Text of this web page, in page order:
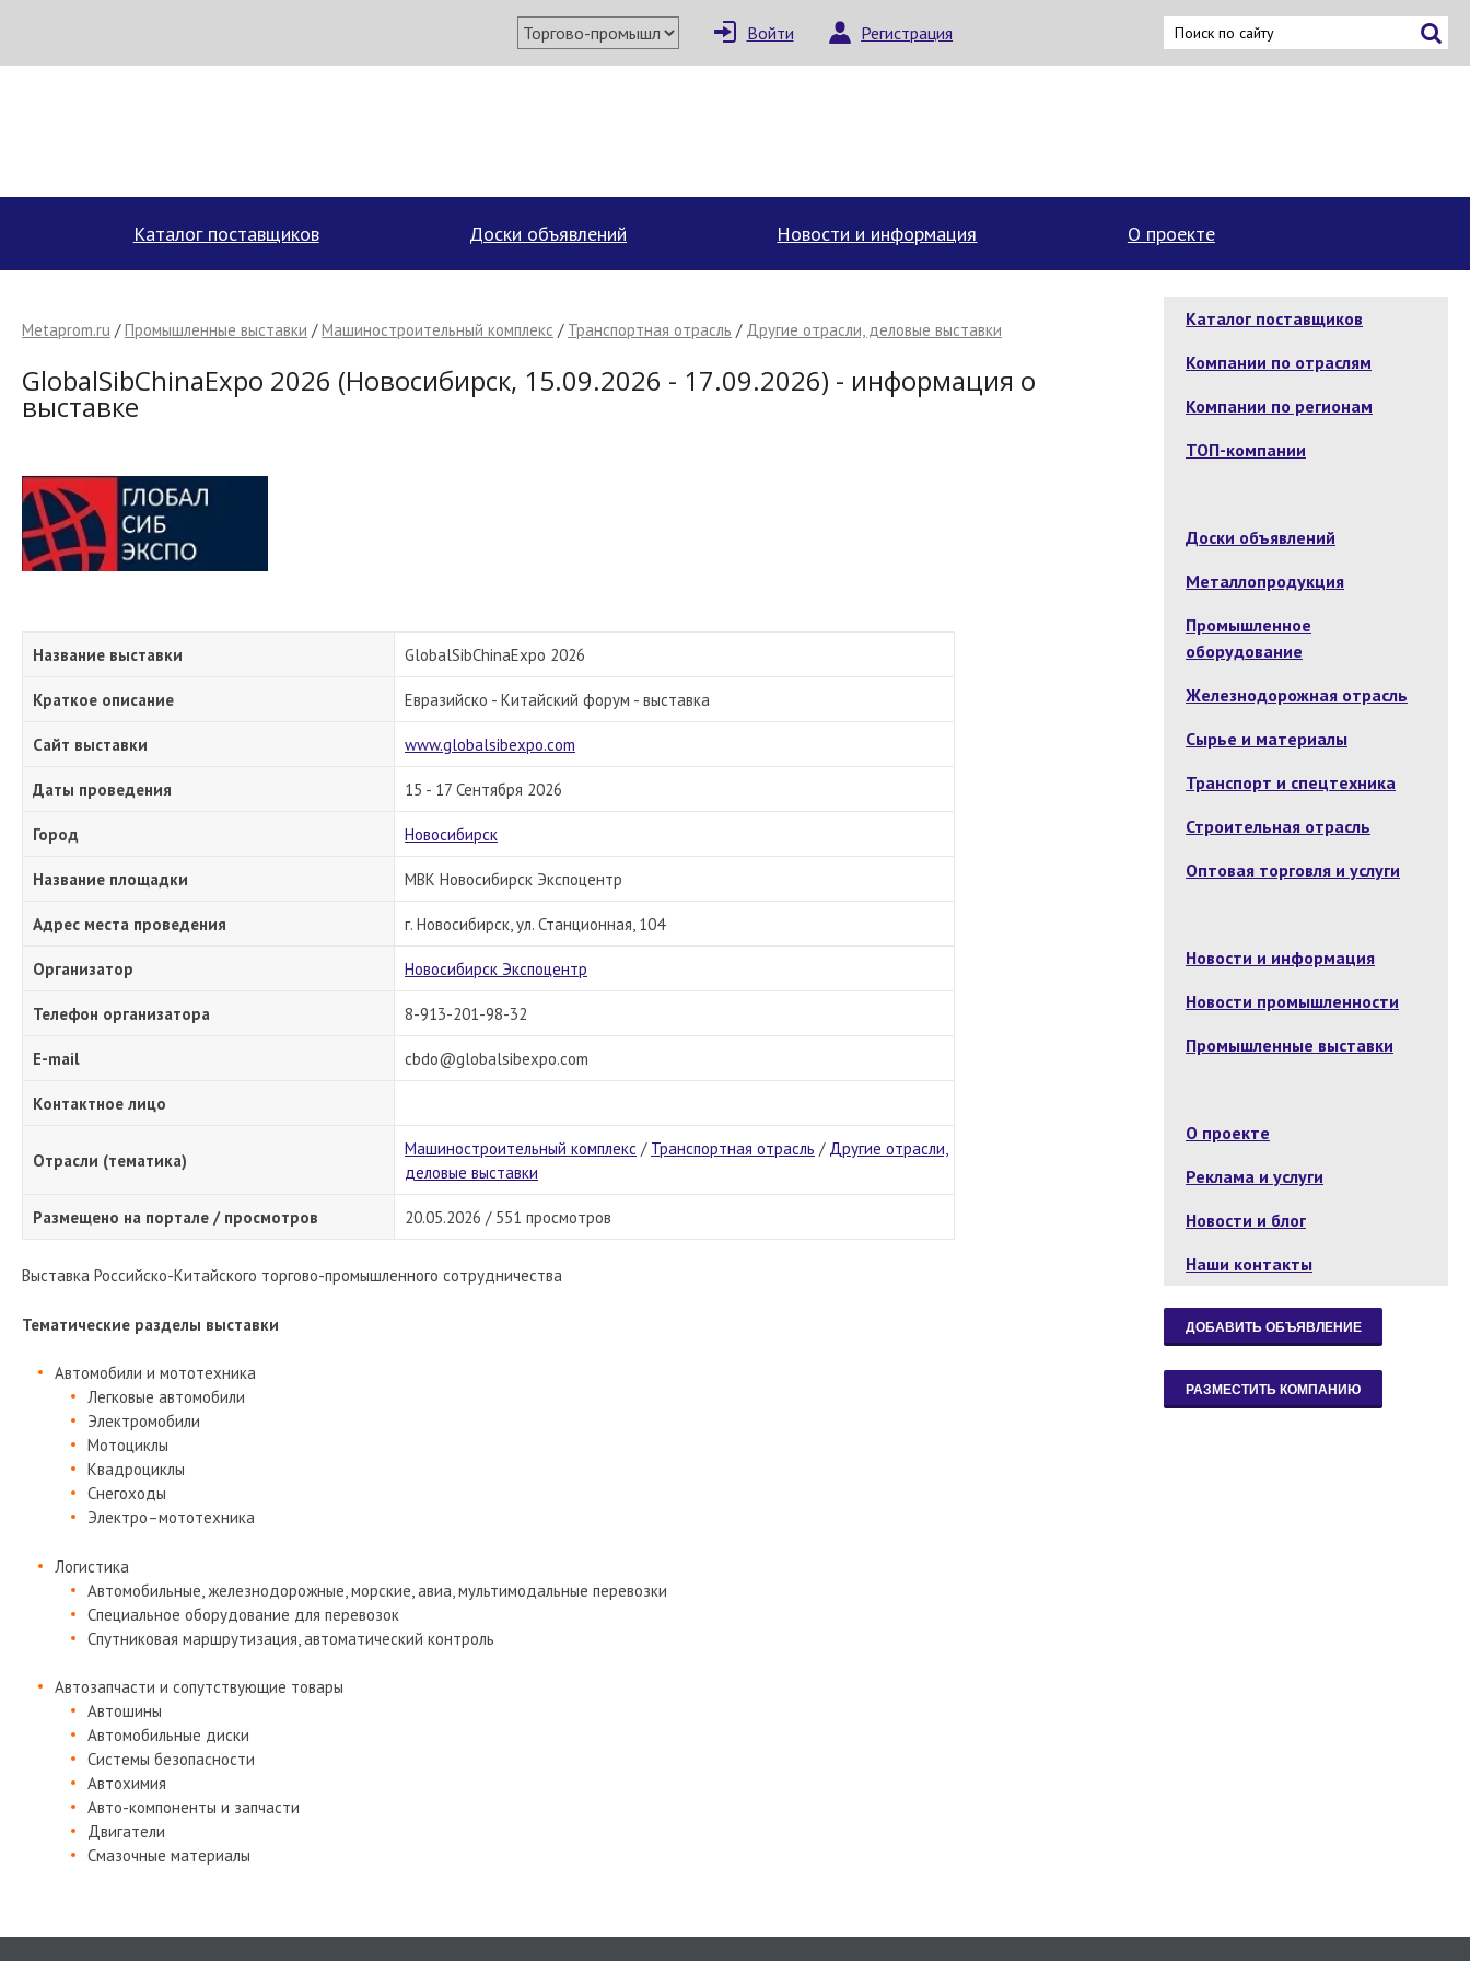
Войти Регистрация
Каталог поставщиков Доски объявлений Новости и информация О проекте
Metaprom.ru /Промышленные выставки /Машиностроительный комплекс / Транспортная отрасль / Другие отрасли, деловые выставки
GlobalSibChinaExpo 2026 (Новосибирск, 15.09.2026 - 17.09.2026) - информация о
выставке
Название выставки GlobalSibChinaExpo 2026
Краткое описание Евразийско - Китайский форум - выставка
Сайт выставки www.globalsibexpo.com
Даты проведения 15 - 17 Сентября 2026
Город Новосибирск
Название площадки МВК Новосибирск Экспоцентр
Адрес места проведения г. Новосибирск, ул. Станционная, 104
Организатор Новосибирск Экспоцентр
Телефон организатора 8-913-201-98-32
E-mail cbdo@globalsibexpo.com
Контактное лицо
Отрасли (тематика)
Машиностроительный комплекс / Транспортная отрасль / Другие отрасли,
деловые выставки
Размещено на портале / просмотров 20.05.2026 / 551 просмотров
Выставка Российско-Китайского торгово-промышленного сотрудничества
Тематические разделы выставки
Автомобили и мототехника
Легковые автомобили
Электромобили
Мотоциклы
Квадроциклы
Снегоходы
Электро–мототехника
Логистика
Автомобильные, железнодорожные, морские, авиа, мультимодальные перевозки
Специальное оборудование для перевозок
Спутниковая маршрутизация, автоматический контроль
Автозапчасти и сопутствующие товары
Автошины
Автомобильные диски
Системы безопасности
Автохимия
Авто-компоненты и запчасти
Двигатели
Смазочные материалы
Каталог поставщиков
Компании по отраслям
Компании по регионам
ТОП-компании
Доски объявлений
Металлопродукция
Промышленное
оборудование
Железнодорожная отрасль
Сырье и материалы
Транспорт и спецтехника
Строительная отрасль
Оптовая торговля и услуги
Новости и информация
Новости промышленности
Промышленные выставки
О проекте
Реклама и услуги
Новости и блог
Наши контакты